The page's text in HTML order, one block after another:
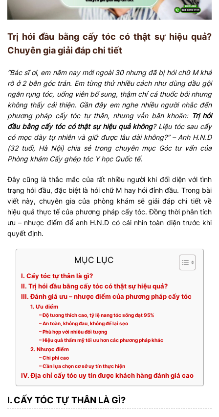
Trị hói đầu bằng cấy tóc có thật sự hiệu quả?
Chuyên gia giải đáp chi tiết
“Bác sĩ ơi, em năm nay mới ngoài 30 nhưng đã bị hói chữ M khá
rõ ở 2 bên góc trán. Em từng thử nhiều cách như dùng dầu gội
ngăn rụng tóc, uống viên bổ sung, thậm chí cả thuốc bôi nhưng
không thấy cải thiện. Gần đây em nghe nhiều người nhắc đến
phương pháp cấy tóc tự thân, nhưng vẫn băn khoăn: Trị hói
đầu bằng cấy tóc có thật sự hiệu quả không? Liệu tóc sau cấy
có mọc dày tự nhiên và giữ được lâu dài không?” – Anh H.N.D
(32 tuổi, Hà Nội) chia sẻ trong chuyên mục Góc tư vấn của
Phòng khám Cấy ghép tóc Y học Quốc tế.
Đây cũng là thắc mắc của rất nhiều người khi đối diện với tình
trạng hói đầu, đặc biệt là hói chữ M hay hói đỉnh đầu. Trong bài
viết này, chuyên gia của phòng khám sẽ giải đáp chi tiết về
hiệu quả thực tế của phương pháp cấy tóc. Đồng thời phân tích
ưu – nhược điểm để anh H.N.D có cái nhìn toàn diện trước khi
quyết định.
MỤC LỤC
I. Cấy tóc tự thân là gì?
II. Trị hói đầu bằng cấy tóc có thật sự hiệu quả?
III. Đánh giá ưu – nhược điểm của phương pháp cấy tóc
1. Ưu điểm
– Độ tương thích cao, tỷ lệ nang tóc sống đạt 95%
– An toàn, không đau, không để lại sẹo
– Phù hợp với nhiều đối tượng
– Hiệu quả thẩm mỹ tối ưu hơn các phương pháp khác
2. Nhược điểm
– Chi phí cao
– Cần lựa chọn cơ sở uy tín thực hiện
IV. Địa chỉ cấy tóc uy tín được khách hàng đánh giá cao
I. CẤY TÓC TỰ THÂN LÀ GÌ?